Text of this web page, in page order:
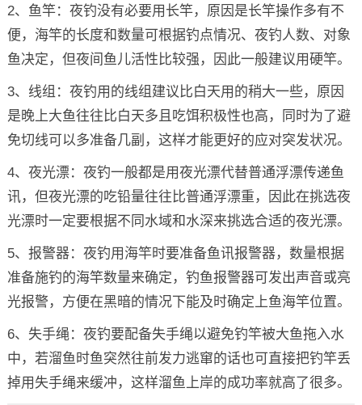
2、鱼竿：夜钓没有必要用长竿，原因是长竿操作多有不
便，海竿的长度和数量可根据钓点情况、夜钓人数、对象
鱼决定，但夜间鱼儿活性比较强，因此一般建议用硬竿。
3、线组：夜钓用的线组建议比白天用的稍大一些，原因
是晚上大鱼往往比白天多且吃饵积极性也高，同时为了避
免切线可以多准备几副，这样才能更好的应对突发状况。
4、夜光漂：夜钓一般都是用夜光漂代替普通浮漂传递鱼
讯，但夜光漂的吃铅量往往比普通浮漂重，因此在挑选夜
光漂时一定要根据不同水域和水深来挑选合适的夜光漂。
5、报警器：夜钓用海竿时要准备鱼讯报警器，数量根据
准备施钓的海竿数量来确定，钓鱼报警器可发出声音或亮
光报警，方便在黑暗的情况下能及时确定上鱼海竿位置。
6、失手绳：夜钓要配备失手绳以避免钓竿被大鱼拖入水
中，若溜鱼时鱼突然往前发力逃窜的话也可直接把钓竿丢
掉用失手绳来缓冲，这样溜鱼上岸的成功率就高了很多。